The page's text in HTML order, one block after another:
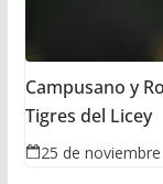
Campusano y
Tigres del Licey
25 de